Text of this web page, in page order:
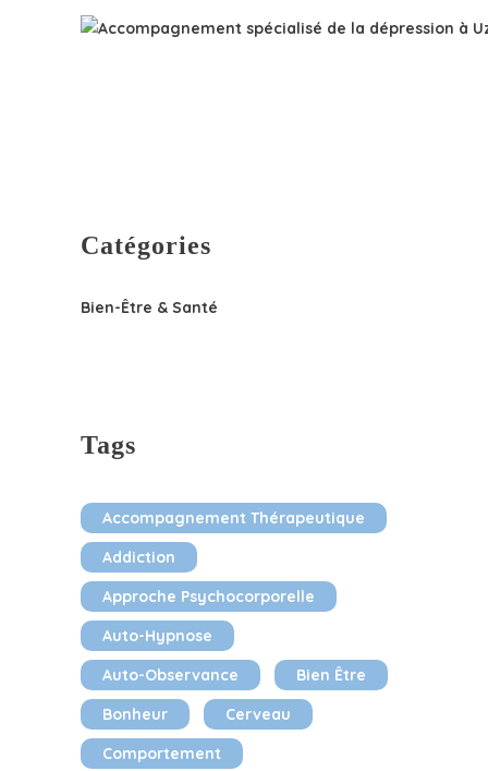
Catégories
Bien-Être & Santé
Tags
Accompagnement Thérapeutique
Addiction
Approche Psychocorporelle
Auto-Hypnose
Auto-Observance
Bien Être
Bonheur
Cerveau
Comportement